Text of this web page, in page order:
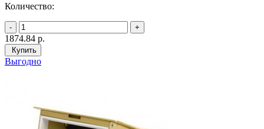
Количество:
1874.84 р.
Купить
Выгодно